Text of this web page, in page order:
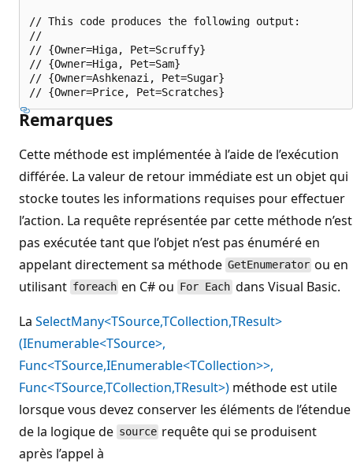
// This code produces the following output:
//
// {Owner=Higa, Pet=Scruffy}
// {Owner=Higa, Pet=Sam}
// {Owner=Ashkenazi, Pet=Sugar}
Remarques
Cette méthode est implémentée à l’aide de l’exécution
différée. La valeur de retour immédiate est un objet qui
stocke toutes les informations requises pour effectuer
l’action. La requête représentée par cette méthode n’est
pas exécutée tant que l’objet n’est pas énuméré en
appelant directement sa méthode GetEnumerator ou en
utilisant foreach en C# ou For Each dans Visual Basic.
La SelectMany<TSource,TCollection,TResult>
(IEnumerable<TSource>,
Func<TSource,IEnumerable<TCollection>>,
Func<TSource,TCollection,TResult>) méthode est utile
lorsque vous devez conserver les éléments de l’étendue
de la logique de source requête qui se produisent
après l’appel à